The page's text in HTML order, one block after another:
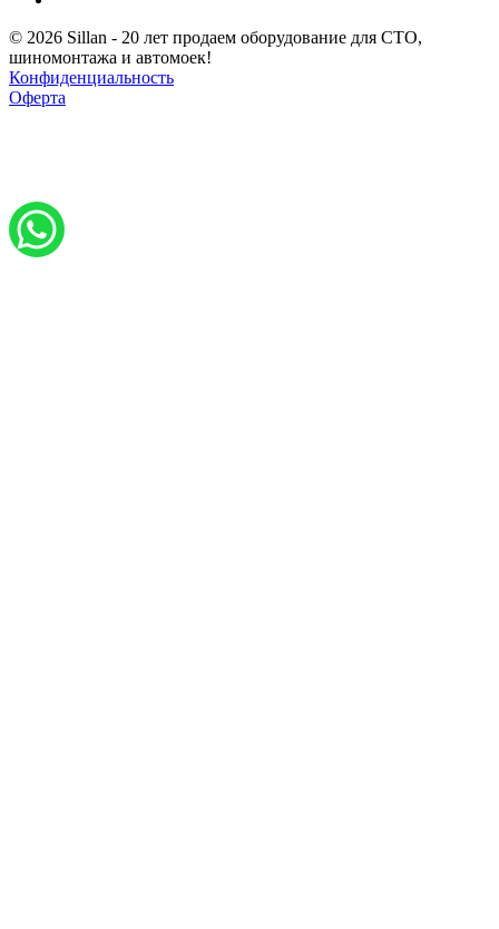
© 2026 Sillan - 20 лет продаем оборудование для СТО,
шиномонтажа и автомоек!
Конфиденциальность
Оферта